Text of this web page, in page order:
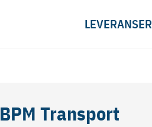
LEVERANSER
BPM Transport